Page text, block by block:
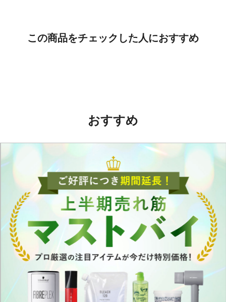
この商品をチェックした人におすすめ
おすすめ